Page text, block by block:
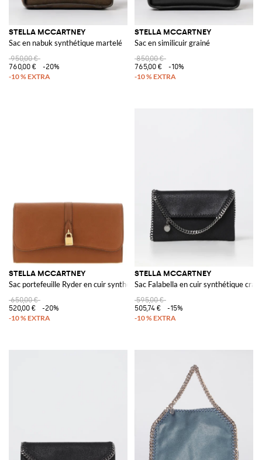
STELLA MCCARTNEY
Sac en nabuk synthétique martelé
950,00 €
760,00 €
-20%
STELLA MCCARTNEY
Sac en similicuir grainé
850,00 €
765,00 €
-10%
STELLA MCCARTNEY
Sac portefeuille Ryder en cuir synthétique
650,00 €
520,00 €
-20%
STELLA MCCARTNEY
Sac Falabella en cuir synthétique
595,00 €
505,74 €
-15%